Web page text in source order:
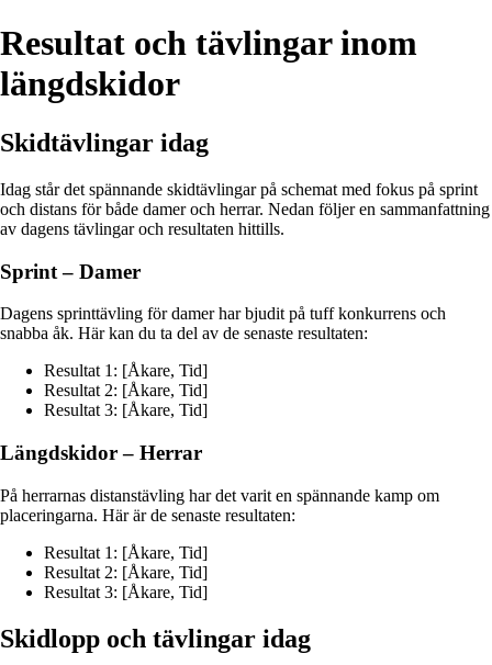
Resultat och tävlingar inom
längdskidor
Skidtävlingar idag
Idag står det spännande skidtävlingar på schemat med fokus på sprint
och distans för både damer och herrar. Nedan följer en sammanfattning
av dagens tävlingar och resultaten hittills.
Sprint – Damer
Dagens sprinttävling för damer har bjudit på tuff konkurrens och
snabba åk. Här kan du ta del av de senaste resultaten:
Resultat 1: [Åkare, Tid]
Resultat 2: [Åkare, Tid]
Resultat 3: [Åkare, Tid]
Längdskidor – Herrar
På herrarnas distanstävling har det varit en spännande kamp om
placeringarna. Här är de senaste resultaten:
Resultat 1: [Åkare, Tid]
Resultat 2: [Åkare, Tid]
Resultat 3: [Åkare, Tid]
Skidlopp och tävlingar idag